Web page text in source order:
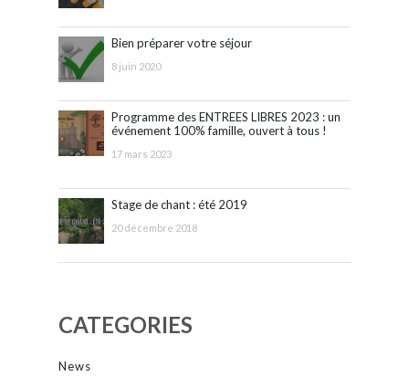
Bien préparer votre séjour
8 juin 2020
Programme des ENTREES LIBRES 2023 : un
événement 100% famille, ouvert à tous !
17 mars 2023
Stage de chant : été 2019
20 décembre 2018
CATEGORIES
News